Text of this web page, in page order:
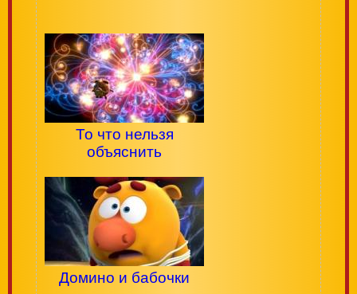
То что нельзя
объяснить
Домино и бабочки